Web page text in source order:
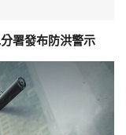
署發布防洪警示